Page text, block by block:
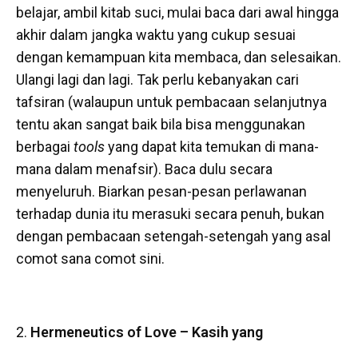
belajar, ambil kitab suci, mulai baca dari awal hingga
akhir dalam jangka waktu yang cukup sesuai
dengan kemampuan kita membaca, dan selesaikan.
Ulangi lagi dan lagi. Tak perlu kebanyakan cari
tafsiran (walaupun untuk pembacaan selanjutnya
tentu akan sangat baik bila bisa menggunakan
berbagai toolsyang dapat kita temukan di mana-
mana dalam menafsir). Baca dulu secara
menyeluruh. Biarkan pesan-pesan perlawanan
terhadap dunia itu merasuki secara penuh, bukan
dengan pembacaan setengah-setengah yang asal
comot sana comot sini.
Hermeneutics of Love – Kasih yang